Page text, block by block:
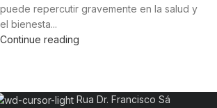
puede repercutir gravemente en la salud y
el bienesta...
Continue reading
Rua Dr. Francisco Sá